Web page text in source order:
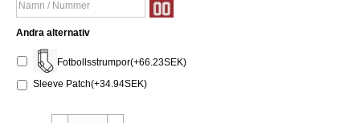
Andra alternativ
Fotbollsstrumpor(+66.23SEK)
Sleeve Patch(+34.94SEK)